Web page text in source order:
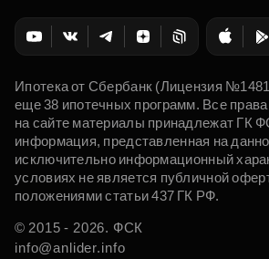
Ипотека от Сбербанк (Лицензия
еще 38 ипотечных программ. Все
на сайте материалы принадлежат ГК
информация, представленная на
исключительно информационный
условиях не является публичной
положениями статьи 437 ГК РФ.
© 2015 - 2026. ФСК
info@anlider.info